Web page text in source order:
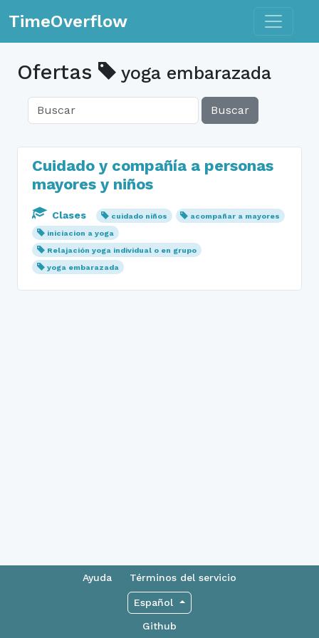
TimeOverflow Toggle
Ofertas yoga embarazada
Buscar
Cuidado y compañía a personas
mayores y niños
Clases cuidado niños
acompañar a mayores
iniciacion a yoga
Relajación yoga individual o en grupo
yoga embarazada
Ayuda Términos del servicio
Español
Github